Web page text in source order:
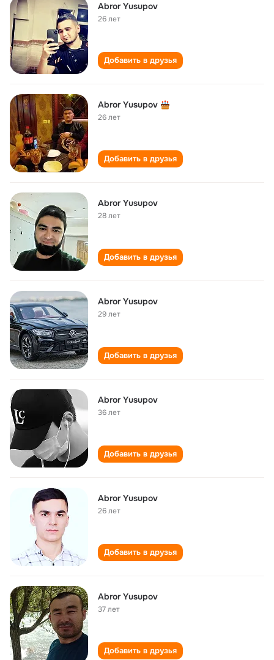
Abror Yusupov
26 лет
Добавить в друзья
Abror Yusupov
26 лет
Добавить в друзья
Abror Yusupov
28 лет
Добавить в друзья
Abror Yusupov
29 лет
Добавить в друзья
Abror Yusupov
36 лет
Добавить в друзья
Abror Yusupov
26 лет
Добавить в друзья
Abror Yusupov
37 лет
Добавить в друзья